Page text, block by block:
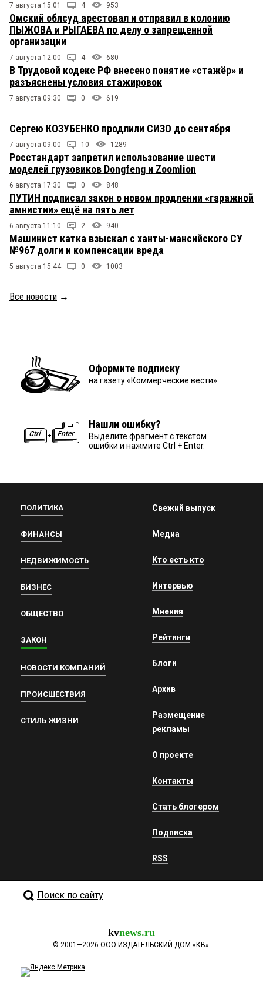
7 августа 15:01 4 953
Омский облсуд арестовал и отправил в колонию
ПЫЖОВА и РЫГАЕВА по делу о запрещенной
организации
7 августа 12:00 4 680
В Трудовой кодекс РФ внесено понятие «стажёр» и
разъяснены условия стажировок
7 августа 09:30 0 619
Сергею КОЗУБЕНКО продлили СИЗО до сентября
7 августа 09:00 10 1289
Росстандарт запретил использование шести
моделей грузовиков Dongfeng и Zoomlion
6 августа 17:30 0 848
ПУТИН подписал закон о новом продлении «гаражной
амнистии» ещё на пять лет
6 августа 11:10 2 940
Машинист катка взыскал с ханты-мансийского СУ
№967 долги и компенсации вреда
5 августа 15:44 0 1003
Все новости →
Оформите подписку
на газету «Коммерческие вести»
Нашли ошибку?
Выделите фрагмент с текстом
ошибки и нажмите Ctrl + Enter.
ПОЛИТИКА
ФИНАНСЫ
НЕДВИЖИМОСТЬ
БИЗНЕС
ОБЩЕСТВО
ЗАКОН
НОВОСТИ КОМПАНИЙ
ПРОИСШЕСТВИЯ
СТИЛЬ ЖИЗНИ
Свежий выпуск
Медиа
Кто есть кто
Интервью
Мнения
Рейтинги
Блоги
Архив
Размещение
рекламы
О проекте
Контакты
Стать блогером
Подписка
RSS
Поиск по сайту
kvnews.ru
© 2001—2026 ООО ИЗДАТЕЛЬСКИЙ ДОМ «КВ».